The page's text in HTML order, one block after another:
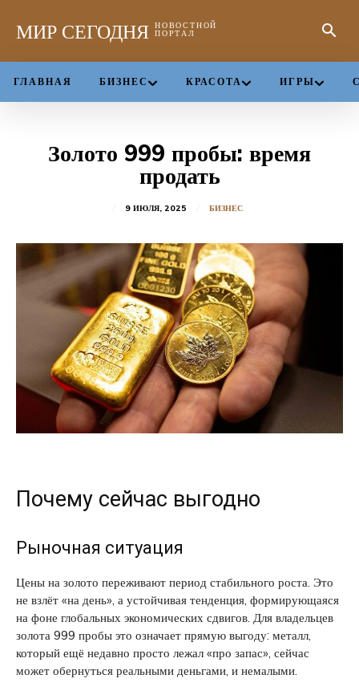
МИР СЕГОДНЯ НОВОСТНОЙ
ПОРТАЛ
ГЛАВНАЯ БИЗНЕС КРАСОТА ИГРЫ
Золото 999 пробы: время
продать
9 ИЮЛЯ, 2025 БИЗНЕС
Почему сейчас выгодно
Рыночная ситуация
Цены на золото переживают период стабильного роста. Это
не взлёт «на день», а устойчивая тенденция, формирующаяся
на фоне глобальных экономических сдвигов. Для владельцев
золота 999 пробы это означает прямую выгоду: металл,
который ещё недавно просто лежал «про запас», сейчас
может обернуться реальными деньгами, и немалыми.